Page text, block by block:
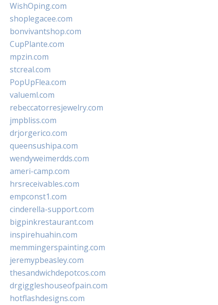
WishOping.com
shoplegacee.com
bonvivantshop.com
CupPlante.com
mpzin.com
stcreal.com
PopUpFlea.com
valueml.com
rebeccatorresjewelry.com
jmpbliss.com
drjorgerico.com
queensushipa.com
wendyweimerdds.com
ameri-camp.com
hrsreceivables.com
empconst1.com
cinderella-support.com
bigpinkrestaurant.com
inspirehuahin.com
memmingerspainting.com
jeremypbeasley.com
thesandwichdepotcos.com
drgiggleshouseofpain.com
hotflashdesigns.com